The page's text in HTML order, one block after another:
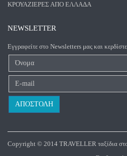
ΚΡΟΥΑΖΙΈΡΕΣ ΑΠΌ ΕΛΛΆΔΑ
NEWSLETTER
Εγγραφείτε στο Newsletters μας και
Copyright © 2014 TRAVELLER ταξίδια